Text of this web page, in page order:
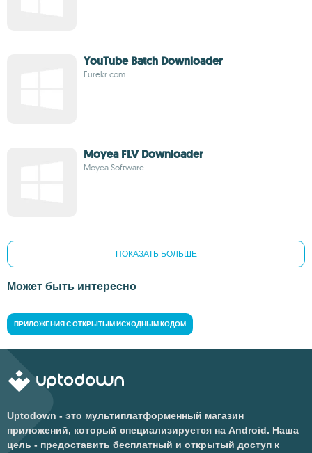
YouTube Batch Downloader
Eurekr.com
Moyea FLV Downloader
Moyea Software
ПОКАЗАТЬ БОЛЬШЕ
Может быть интересно
ПРИЛОЖЕНИЯ С ОТКРЫТЫМ ИСХОДНЫМ КОДОМ
Uptodown - это мультиплатформенный магазин
приложений, который специализируется на Android. Наша
цель - предоставить бесплатный и открытый доступ к